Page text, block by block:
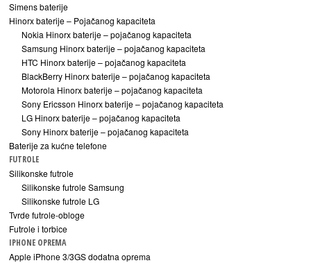
Simens baterije
Hinorx baterije – Pojačanog kapaciteta
Nokia Hinorx baterije – pojačanog kapaciteta
Samsung Hinorx baterije – pojačanog kapaciteta
HTC Hinorx baterije – pojačanog kapaciteta
BlackBerry Hinorx baterije – pojačanog kapaciteta
Motorola Hinorx baterije – pojačanog kapaciteta
Sony Ericsson Hinorx baterije – pojačanog kapaciteta
LG Hinorx baterije – pojačanog kapaciteta
Sony Hinorx baterije – pojačanog kapaciteta
Baterije za kućne telefone
FUTROLE
Silikonske futrole
Silikonske futrole Samsung
Silikonske futrole LG
Tvrde futrole-obloge
Futrole i torbice
IPHONE OPREMA
Apple iPhone 3/3GS dodatna oprema